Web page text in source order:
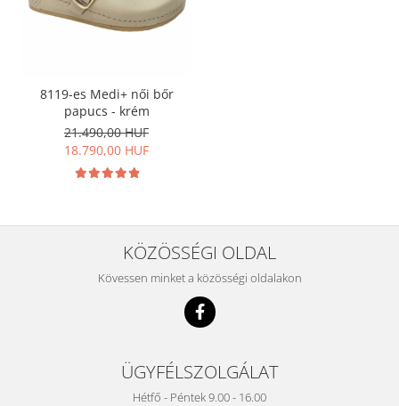
8119-es Medi+ női bőr
papucs - krém
21.490,00 HUF
18.790,00 HUF
KÖZÖSSÉGI OLDAL
Kövessen minket a közösségi oldalakon
ÜGYFÉLSZOLGÁLAT
Hétfő - Péntek 9.00 - 16.00